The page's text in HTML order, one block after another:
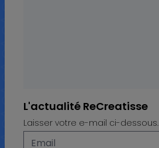
L'actualité ReCreatisse
Laisser votre e-mail ci-dessous.